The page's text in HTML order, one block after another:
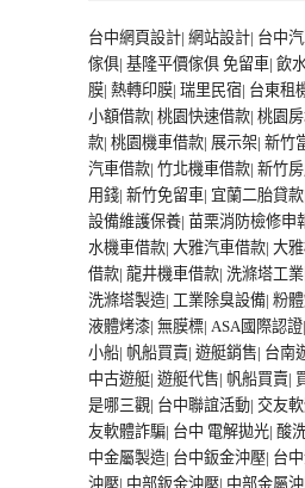
台中網頁設計| 網站設計| 台中
傢俱| 基隆平價傢俱 免留車| 飲
膜| 熱轉印膜| 瑞里民宿| 台東租
小額借款| 桃園快速借款| 桃園
款| 桃園機車借款| 展示架| 新竹
汽車借款| 竹北機車借款| 新竹
用錢| 新竹免留車| 宜蘭二胎貸款
設備維護保養| 苗栗消防檢修申
水機車借款| 大雅汽車借款| 大
借款| 龍井機車借款| 洗滌塔工
洗滌塔製造| 工業除臭設備| 粉
液體烤漆| 無膜標| ASA國際認證|
小船| 帆船買賣| 遊艇銷售| 台南
中古遊艇| 遊艇代售| 帆船買賣|
是哪三觀| 台中聯誼活動| 交友
友軟體詐騙| 台中 電解拋光| 酸
中金屬製造| 台中鈑金沖壓| 台
沖壓| 中部鈑金沖壓| 中部金屬